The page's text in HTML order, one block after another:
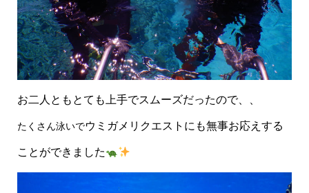
お二人ともとても上手でスムーズだったので、、
たくさん泳いでウミガメリクエストにも無事お応えする
ことができました